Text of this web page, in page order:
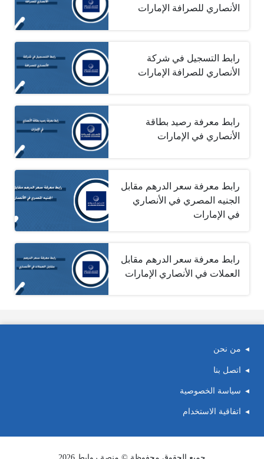
الأنصاري للصرافة الإمارات
رابط التسجيل في شركة
الأنصاري للصرافة الإمارات
رابط معرفة رصيد بطاقة
الأنصاري في الإمارات
رابط معرفة سعر الدرهم مقابل
الجنيه المصري في الأنصاري
في الإمارات
رابط معرفة سعر الدرهم مقابل
العملات في الأنصاري الإمارات
من نحن
اتصل بنا
سياسة الخصوصية
اتفاقية الاستخدام
جميع الحقوق محفوظة © منصة روابط 2026